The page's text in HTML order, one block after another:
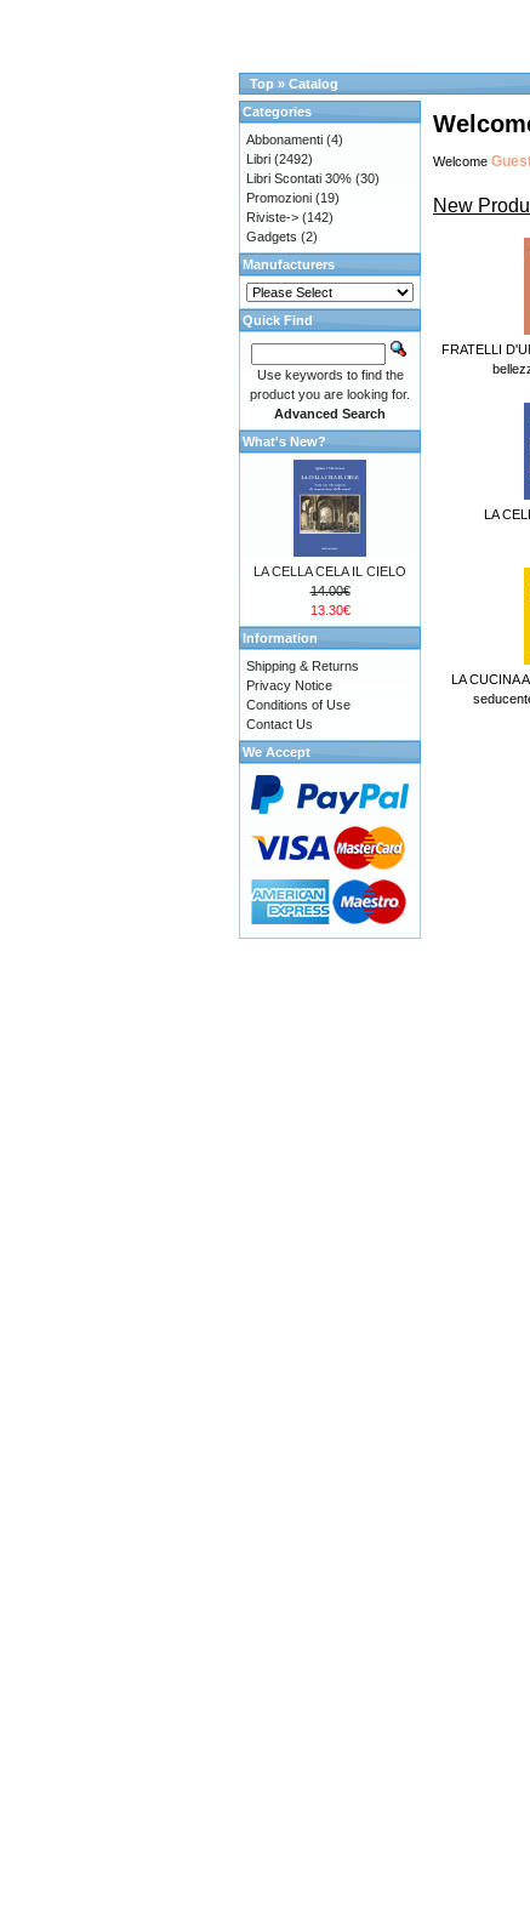
Top » Catalog
Welcome
New
FRATELLI
LA
LA CUCINA
Categories
Abbonamenti (4)
Libri (2492)
Libri Scontati 30% (30)
Promozioni (19)
Riviste-> (142)
Gadgets (2)
Manufacturers
Quick Find
Use keywords to find the
product you are looking for.
Advanced Search
What's New?
LA CELLA CELA IL CIELO
14.00€
13.30€
Information
Shipping & Returns
Privacy Notice
Conditions of Use
Contact Us
We Accept